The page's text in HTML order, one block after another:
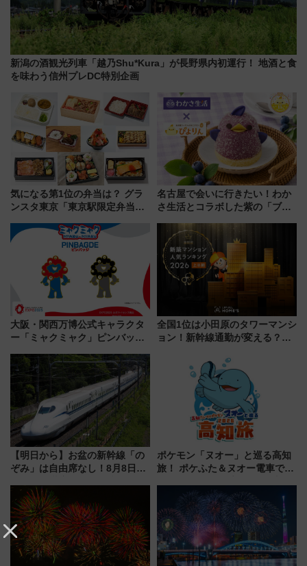
新潟の酒観光列車「越乃Shu*Kura」が長野県内初運行！ 地酒と食
を味わう信州プレDC特別企画
気になる第1位の弁当は？ グラ
ンスタ東京「東京駅限定弁当
名古屋で会いに行きたい！わか
さ生活とコラボした紫の「ブル
大阪・関西万博公式キャラクタ
ー「ミャクミャク」ピンバッジ
中旬発売
全国1位は小田原のタワーマンシ
ョン！新幹線通勤が変える？
【新築マンション人気ランキン
【明日から】お盆の新幹線「の
ぞみ」は自由席なし！8月8日午
せば空きが見つかることも 混
雑避ける「空席」探しのコツ
ポケモン「ヌオー」と巡る高知
旅！ ポケふた＆ヌオー電車で楽
路の絶景と絶品グルメを満喫！
（7月18日スタート）